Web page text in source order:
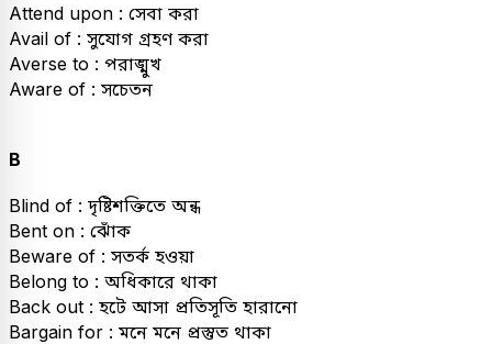
Attend upon : সেবা করা
Avail of : সুযোগ গ্রহণ করা
Averse to : পরাঙ্মুখ
Aware of : সচেতন
B
Blind of : দৃষ্টিশক্তিতে অন্ধ
Bent on : ঝোঁক
Beware of : সতর্ক হওয়া
Belong to : অধিকারে থাকা
Back out : হটে আসা প্রতিসূতি হারানো
Bargain for : মনে মনে প্রস্তুত থাকা